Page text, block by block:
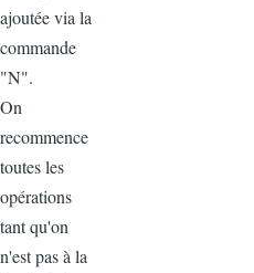
ajoutée via la
commande
"N".
On
recommence
toutes les
opérations
tant qu'on
n'est pas à la